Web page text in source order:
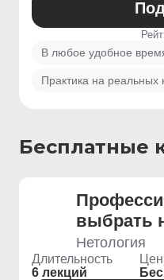
В любое удобное
Практика на реальных
Бесплатные
выбрать
Нетология
Длительность
6 лекций